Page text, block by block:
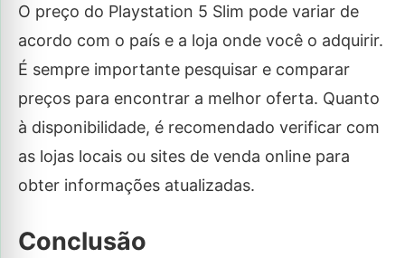
O preço do Playstation 5 Slim pode variar de
acordo com o país e a loja onde você o adquirir.
É sempre importante pesquisar e comparar
preços para encontrar a melhor oferta. Quanto
à disponibilidade, é recomendado verificar com
as lojas locais ou sites de venda online para
obter informações atualizadas.
Conclusão